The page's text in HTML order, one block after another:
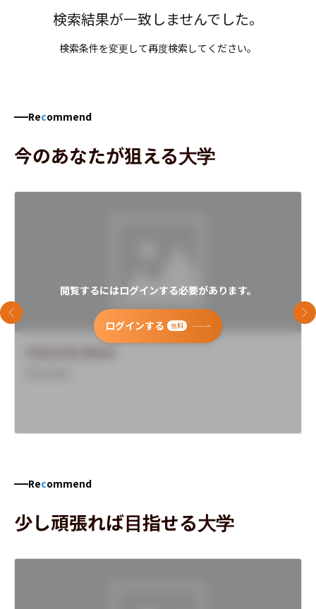
検索結果が一致しませんでした。
検索条件を変更して再度検索してください。
Recommend
今のあなたが狙える大学
閲覧するにはログインする必要があります。
ログインする 無料
前のスライド 次
Recommend
少し頑張れば目指せる大学